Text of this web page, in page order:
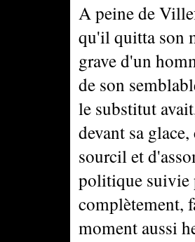
A peine de
qu'il quitta son
grave d'un
de son
le substitut
devant sa
sourcil et
politique suivie
complètement,
moment aussi